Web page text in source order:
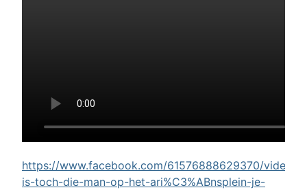
https://www.facebook.com/61576888629370/videos/
is-toch-die-man-op-het-ari%C3%ABnsplein-je-